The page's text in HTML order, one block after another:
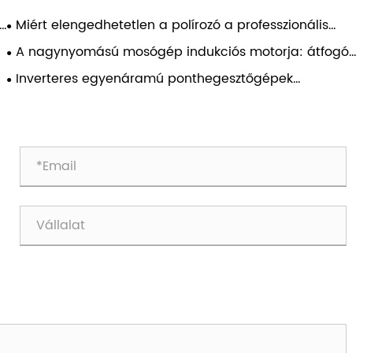
Miért elengedhetetlen a polírozó a professzionális
felületkezelési eredmények eléréséhez?
A nagynyomású mosógép indukciós motorja: átfogó
elemzés
Inverteres egyenáramú ponthegesztőgépek